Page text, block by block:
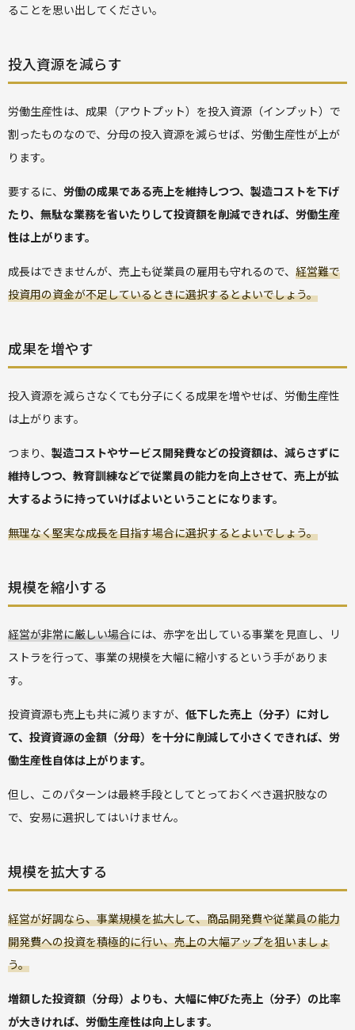
ることを思い出してください。
投入資源を減らす
労働生産性は、成果（アウトプット）を投入資源（インプット）で
割ったものなので、分母の投入資源を減らせば、労働生産性が上が
ります。
要するに、 労働の成果である売上を維持しつつ、製造コストを下げ
たり、無駄な業務を省いたりして投資額を削減できれば、労働生産
性は上がります。
成長はできませんが、売上も従業員の雇用も守れるので、 経営難で
投資用の資金が不足しているときに選択するとよいでしょう。
成果を増やす
投入資源を減らさなくても分子にくる成果を増やせば、労働生産性
は上がります。
つまり、 製造コストやサービス開発費などの投資額は、減らさずに
維持しつつ、教育訓練などで従業員の能力を向上させて、売上が拡
大するように持っていけばよいということになります。
無理なく堅実な成長を目指す場合に選択するとよいでしょう。
規模を縮小する
経営が非常に厳しい場合には、赤字を出している事業を見直し、リ
ストラを行って、事業の規模を大幅に縮小するという手がありま
す。
投資資源も売上も共に減りますが、 低下した売上（分子）に対し
て、投資資源の金額（分母）を十分に削減して小さくできれば、労
働生産性自体は上がります。
但し、このパターンは最終手段としてとっておくべき選択肢なの
で、安易に選択してはいけません。
規模を拡大する
経営が好調なら、事業規模を拡大して、商品開発費や従業員の能力
開発費への投資を積極的に行い、売上の大幅アップを狙いましょ
う。
増額した投資額（分母）よりも、大幅に伸びた売上（分子）の比率
が大きければ、労働生産性は向上します。